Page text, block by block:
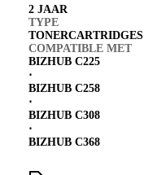
2 JAAR
TYPE
TONERCARTRIDGES
COMPATIBLE MET
BIZHUB C225
⋅
BIZHUB C258
⋅
BIZHUB C308
⋅
BIZHUB C368